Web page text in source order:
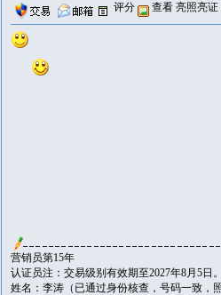
评分 查看 亮照亮证
营销员第15年
认证员注：交易级别有效期至2027年8月5日
姓名：李涛（已通过身份核查，号码一致，